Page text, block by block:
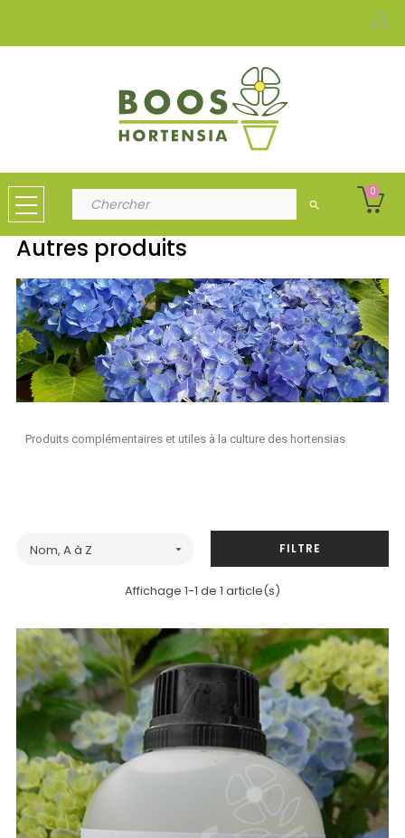
search
0
Autres produits
Produits complémentaires et utiles à la culture des hortensias
Nom, A à Z  FILTRE
Affichage 1-1 de 1 article(s)